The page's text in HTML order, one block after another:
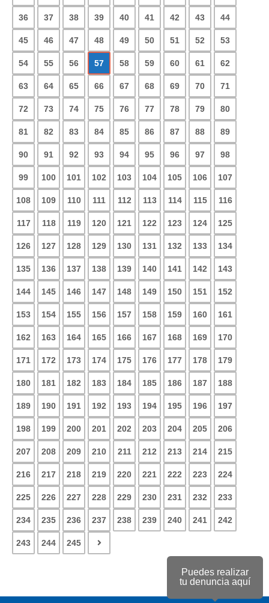
Puedes realizar
tu denuncia aquí
36 37 38 39 40 41 42 43 44
45 46 47 48 49 50 51 52 53
54 55 56 57 58 59 60 61 62
63 64 65 66 67 68 69 70 71
72 73 74 75 76 77 78 79 80
81 82 83 84 85 86 87 88 89
90 91 92 93 94 95 96 97 98
99 100 101 102 103 104 105 106 107
108 109 110 111 112 113 114 115 116
117 118 119 120 121 122 123 124 125
126 127 128 129 130 131 132 133 134
135 136 137 138 139 140 141 142 143
144 145 146 147 148 149 150 151 152
153 154 155 156 157 158 159 160 161
162 163 164 165 166 167 168 169 170
171 172 173 174 175 176 177 178 179
180 181 182 183 184 185 186 187 188
189 190 191 192 193 194 195 196 197
198 199 200 201 202 203 204 205 206
207 208 209 210 211 212 213 214 215
216 217 218 219 220 221 222 223 224
225 226 227 228 229 230 231 232 233
234 235 236 237 238 239 240 241 242
243 244 245